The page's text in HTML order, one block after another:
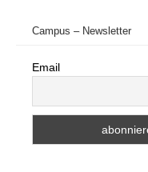
Campus – Newsletter
Email